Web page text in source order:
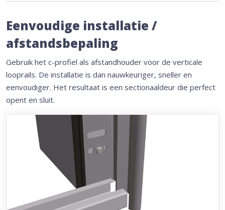
Eenvoudige installatie /
afstandsbepaling
Gebruik het c-profiel als afstandhouder voor de verticale
looprails. De installatie is dan nauwkeuriger, sneller en
eenvoudiger. Het resultaat is een sectionaaldeur die perfect
opent en sluit.